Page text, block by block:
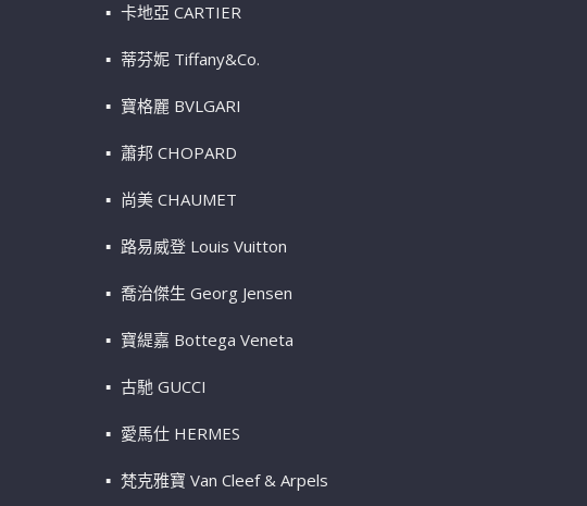
卡地亞 CARTIER
蒂芬妮 Tiffany&Co.
寶格麗 BVLGARI
蕭邦 CHOPARD
尚美 CHAUMET
路易威登 Louis Vuitton
喬治傑生 Georg Jensen
寶緹嘉 Bottega Veneta
古馳 GUCCI
愛馬仕 HERMES
梵克雅寶 Van Cleef & Arpels